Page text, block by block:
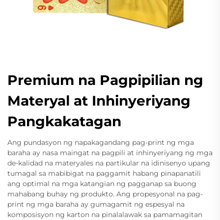
Premium na Pagpipilian ng
Materyal at Inhinyeriyang
Pangkakatagan
Ang pundasyon ng napakagandang pag-print ng mga
baraha ay nasa maingat na pagpili at inhinyeriyang ng mga
de-kalidad na materyales na partikular na idinisenyo upang
tumagal sa mabibigat na paggamit habang pinapanatili
ang optimal na mga katangian ng pagganap sa buong
mahabang buhay ng produkto. Ang propesyonal na pag-
print ng mga baraha ay gumagamit ng espesyal na
komposisyon ng karton na pinalalawak sa pamamagitan